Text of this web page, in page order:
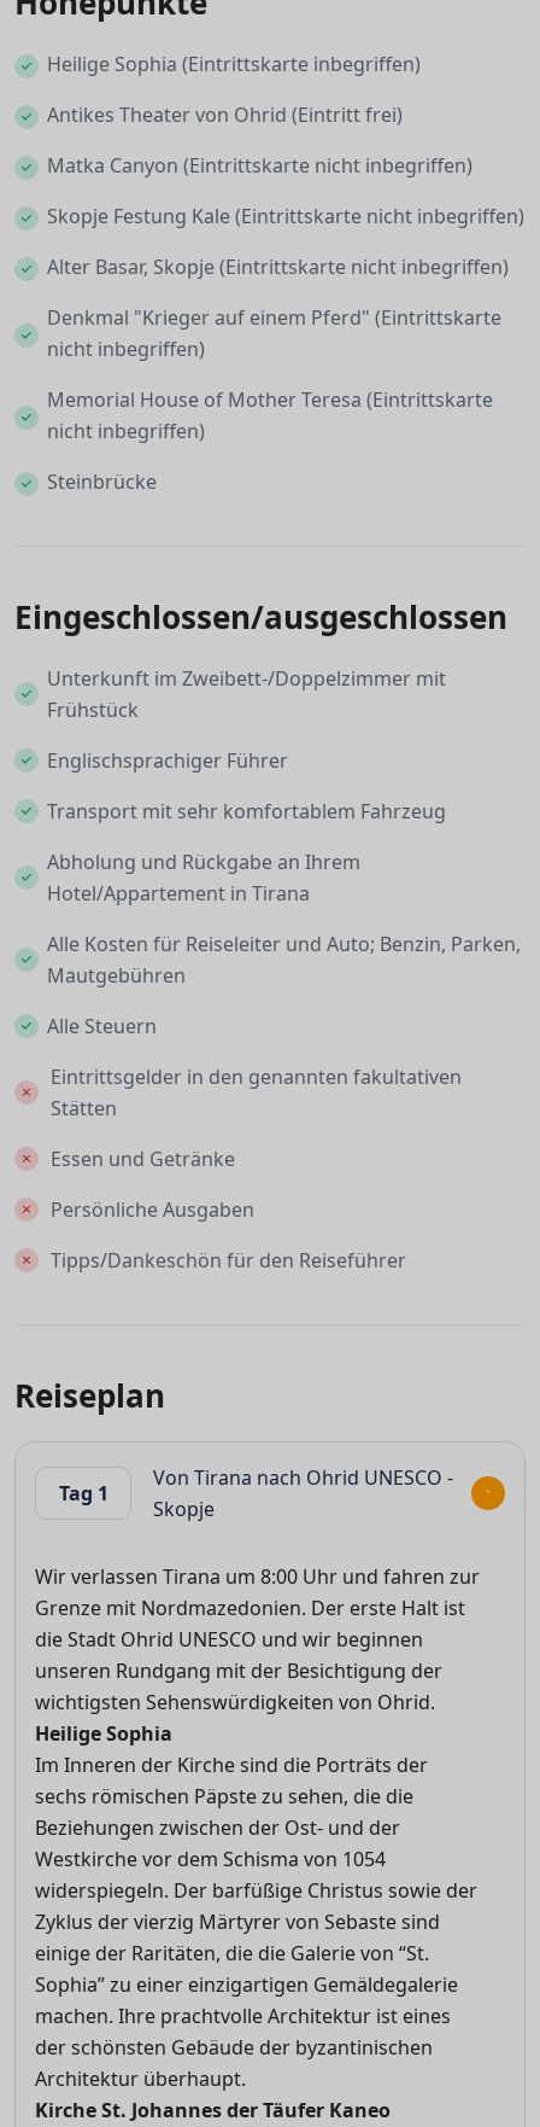
Heilige Sophia (Eintrittskarte inbegriffen)
Antikes Theater von Ohrid (Eintritt frei)
Matka Canyon (Eintrittskarte nicht inbegriffen)
Skopje Festung Kale (Eintrittskarte nicht inbegriffen)
Alter Basar, Skopje (Eintrittskarte nicht inbegriffen)
Denkmal "Krieger auf einem Pferd" (Eintrittskarte
nicht inbegriffen)
Memorial House of Mother Teresa (Eintrittskarte
nicht inbegriffen)
Steinbrücke
Eingeschlossen/ausgeschlossen
Unterkunft im Zweibett-/Doppelzimmer mit
Frühstück
Englischsprachiger Führer
Transport mit sehr komfortablem Fahrzeug
Abholung und Rückgabe an Ihrem
Hotel/Appartement in Tirana
Alle Kosten für Reiseleiter und Auto; Benzin, Parken,
Mautgebühren
Alle Steuern
Eintrittsgelder in den genannten fakultativen
Stätten
Essen und Getränke
Persönliche Ausgaben
Tipps/Dankeschön für den Reiseführer
Reiseplan
Tag 1
Von Tirana nach Ohrid UNESCO -
Skopje
Wir verlassen Tirana um 8:00 Uhr und fahren zur
Grenze mit Nordmazedonien. Der erste Halt ist
die Stadt Ohrid UNESCO und wir beginnen
unseren Rundgang mit der Besichtigung der
wichtigsten Sehenswürdigkeiten von Ohrid.
Heilige Sophia
Im Inneren der Kirche sind die Porträts der
sechs römischen Päpste zu sehen, die die
Beziehungen zwischen der Ost- und der
Westkirche vor dem Schisma von 1054
widerspiegeln. Der barfüßige Christus sowie der
Zyklus der vierzig Märtyrer von Sebaste sind
einige der Raritäten, die die Galerie von “St.
Sophia” zu einer einzigartigen Gemäldegalerie
machen. Ihre prachtvolle Architektur ist eines
der schönsten Gebäude der byzantinischen
Architektur überhaupt.
Kirche St. Johannes der Täufer Kaneo